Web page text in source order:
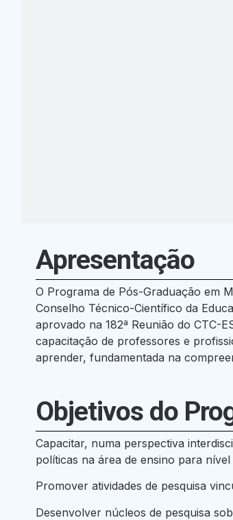
Apresentação
O Programa de Pós-Graduação em
Conselho Técnico-Científico da
aprovado na 182ª Reunião do CTC-
capacitação de professores e
aprender, fundamentada na
Objetivos do
Capacitar, numa perspectiva
políticas na área de ensino para
Promover atividades de pesquisa
Desenvolver núcleos de pesquisa